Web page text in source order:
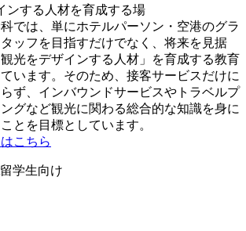
ンする人材を育成する場
では、単にホテルパーソン・空港のグラ
ッフを目指すだけでなく、将来を見据
観光をデザインする人材」を育成する教育
います。そのため、接客サービスだけに
ず、インバウンドサービスやトラベルプ
グなど観光に関わる総合的な知識を身に
とを目標としています。
こちら
留学生向け